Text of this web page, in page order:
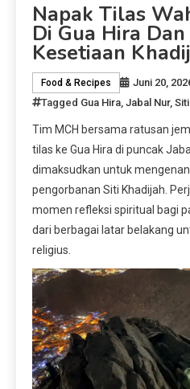
Napak Tilas
Di Gua Hira
Kesetiaan
Food & Recipes Juni 20,
Tagged Gua Hira, Jabal Nur,
Tim MCH bersama ratusan
tilas ke Gua Hira di puncak
dimaksudkan untuk
pengorbanan Siti Khadijah.
momen refleksi spiritual bagi
dari berbagai latar belakang
religius.